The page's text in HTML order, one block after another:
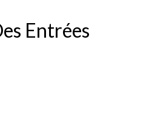
Entrées